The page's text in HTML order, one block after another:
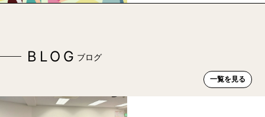
BLOG ブログ
一覧を見る